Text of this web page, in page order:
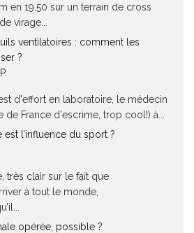
en 19.50 sur un terrain de cross
virage...
ventilatoires : comment les
?
d'effort en laboratoire, le médecin
France d'escrime, trop cool!) à...
l’influence du sport ?
très clair sur le fait que
à tout le monde,
opérée, possible ?